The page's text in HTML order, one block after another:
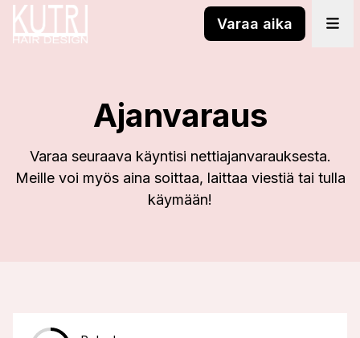
Varaa aika
Ajanvaraus
Varaa seuraava käyntisi nettiajanvarauksesta.
Meille voi myös aina soittaa, laittaa viestiä tai tulla
käymään!